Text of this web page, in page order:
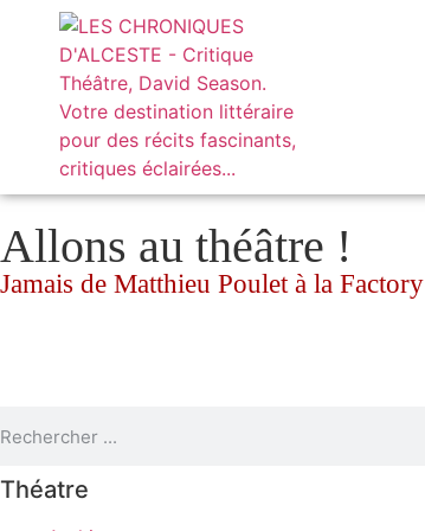
Allons au théâtre !
Jamais de Matthieu Poulet à la Factory
Théatre